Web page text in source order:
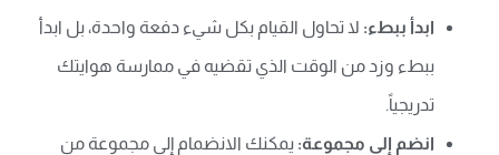
ابدأ ببطء: لا تحاول القيام بكل شيء دفعة واحدة، بل ابدأ
ببطء وزد من الوقت الذي تقضيه في ممارسة هوايتك
تدريجياً.
انضم إلى مجموعة: يمكنك الانضمام إلى مجموعة من